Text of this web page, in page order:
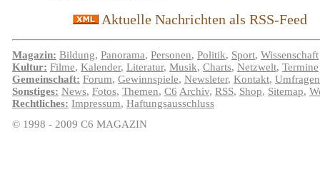
Aktuelle Nachrichten als RSS-Feed
Magazin: Bildung, Panorama, Personen, Politik, Sport, Wissenschaft
Kultur: Filme, Kalender, Literatur, Musik, Charts, Netzwelt, Termine
Gemeinschaft: Forum, Gewinnspiele, Newsleter, Kontakt, Umfragen
Sonstiges: News, Fotos, Themen, C6 Archiv, RSS, Shop, Sitemap,
Rechtliches: Impressum, Haftungsausschluss
© 1998 - 2009 C6 MAGAZIN